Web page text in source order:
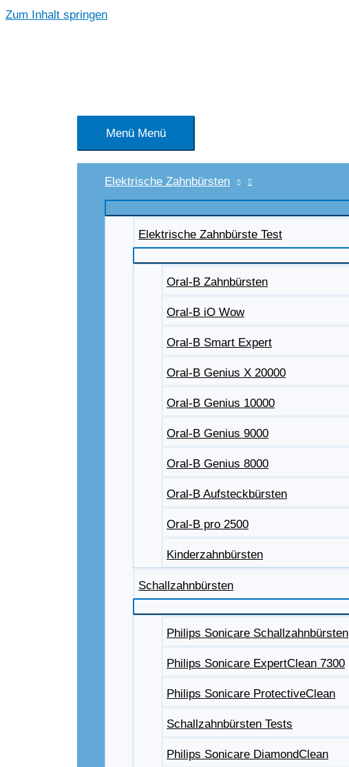
Zum Inhalt springen
Menü Menü
Elektrische Zahnbürsten
Elektrische Zahnbürste Test
Oral-B Zahnbürsten
Oral-B iO Wow
Oral-B Smart Expert
Oral-B Genius X 20000
Oral-B Genius 10000
Oral-B Genius 9000
Oral-B Genius 8000
Oral-B Aufsteckbürsten
Oral-B pro 2500
Kinderzahnbürsten
Schallzahnbürsten
Philips Sonicare Schallzahnbürsten
Philips Sonicare ExpertClean 7300
Philips Sonicare ProtectiveClean
Schallzahnbürsten Tests
Philips Sonicare DiamondClean